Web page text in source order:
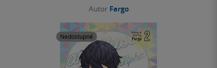
Autor Fargo
Nedostupné